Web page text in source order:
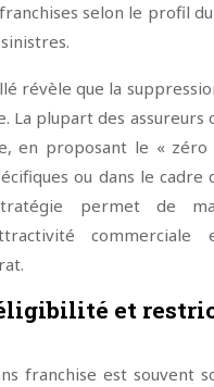
selon le profil
révèle que la
La plupart des
en proposant le « zéro
ou dans le cadre
permet de
commerciale
et
franchise est souvent